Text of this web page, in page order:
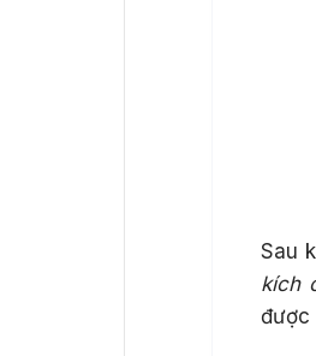
Sau
kích
được